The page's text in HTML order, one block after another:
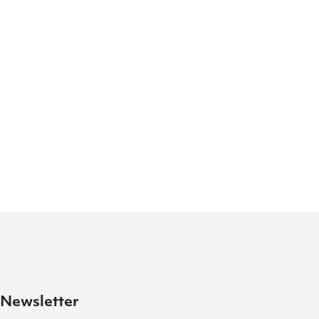
Newsletter